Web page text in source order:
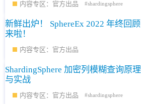
内容专区：官方出品 shardingsphere
新鲜出炉！ SphereEx 2022 年终回顾
来啦！
内容专区：官方出品
ShardingSphere 加密列模糊查询原理
与实战
内容专区：官方出品 shardingsphere